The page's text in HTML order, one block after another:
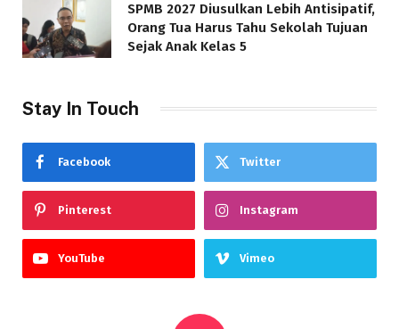
SPMB 2027 Diusulkan Lebih Antisipatif,
Orang Tua Harus Tahu Sekolah Tujuan
Sejak Anak Kelas 5
Stay In Touch
Facebook Twitter
Pinterest Instagram
YouTube Vimeo